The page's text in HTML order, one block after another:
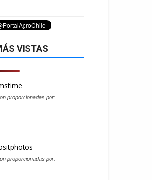
VISTAS
proporcionadas por:
proporcionadas por: